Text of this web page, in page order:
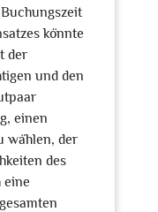
könnte
der
und den
einen
wählen, der
des
eine